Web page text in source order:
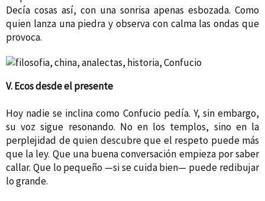
Decía cosas así, con una sonrisa apenas esbozada. Como
quien lanza una piedra y observa con calma las ondas que
provoca.
V. Ecos desde el presente
Hoy nadie se inclina como Confucio pedía. Y, sin embargo,
su voz sigue resonando. No en los templos, sino en la
perplejidad de quien descubre que el respeto puede más
que la ley. Que una buena conversación empieza por saber
callar. Que lo pequeño —si se cuida bien— puede redibujar
lo grande.